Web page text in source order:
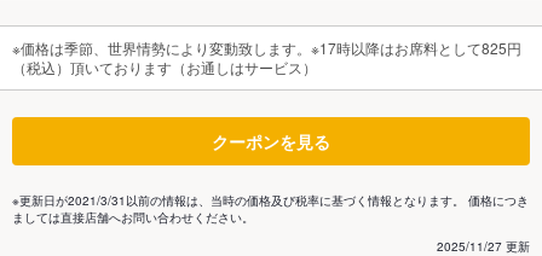
※価格は季節、世界情勢により変動致します。※17時以降はお席料として825円
（税込）頂いております（お通しはサービス）
クーポンを見る
※更新日が2021/3/31以前の情報は、当時の価格及び税率に基づく情報となります。 価格につき
ましては直接店舗へお問い合わせください。
2025/11/27 更新